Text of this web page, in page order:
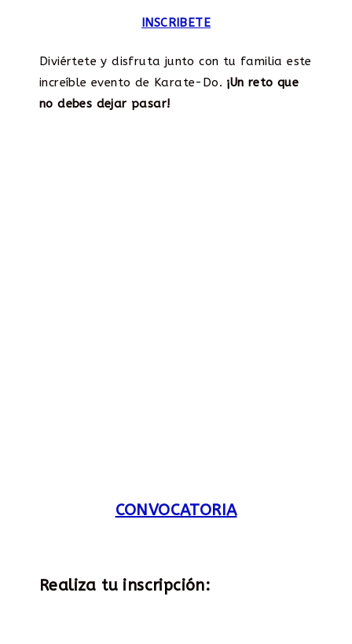
INSCRIBETE
Diviértete y disfruta junto con tu familia este
increíble evento de Karate-Do. ¡Un reto que
no debes dejar pasar!
CONVOCATORIA
Realiza tu inscripción: